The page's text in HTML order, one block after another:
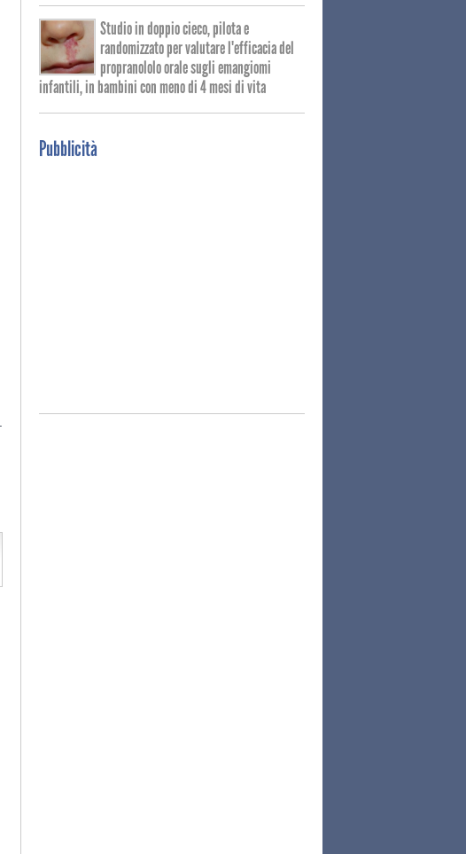
Studio in doppio cieco, pilota e
randomizzato per valutare l'efficacia del
propranololo orale sugli emangiomi
infantili, in bambini con meno di 4 mesi di vita
Pubblicità